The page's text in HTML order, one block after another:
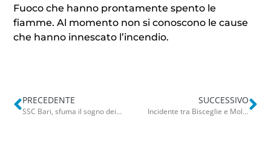
Fuoco che hanno prontamente spento le
fiamme. Al momento non si conoscono le cause
che hanno innescato l’incendio.
PRECEDENTE
SSC Bari, sfuma il sogno dei galletti under 15: battuti in finale dal Cesena
SUCCESSIVO
Incidente tra Bisceglie e Molfetta, scontro tra 2 auto sulla ss16: ferito un anziano